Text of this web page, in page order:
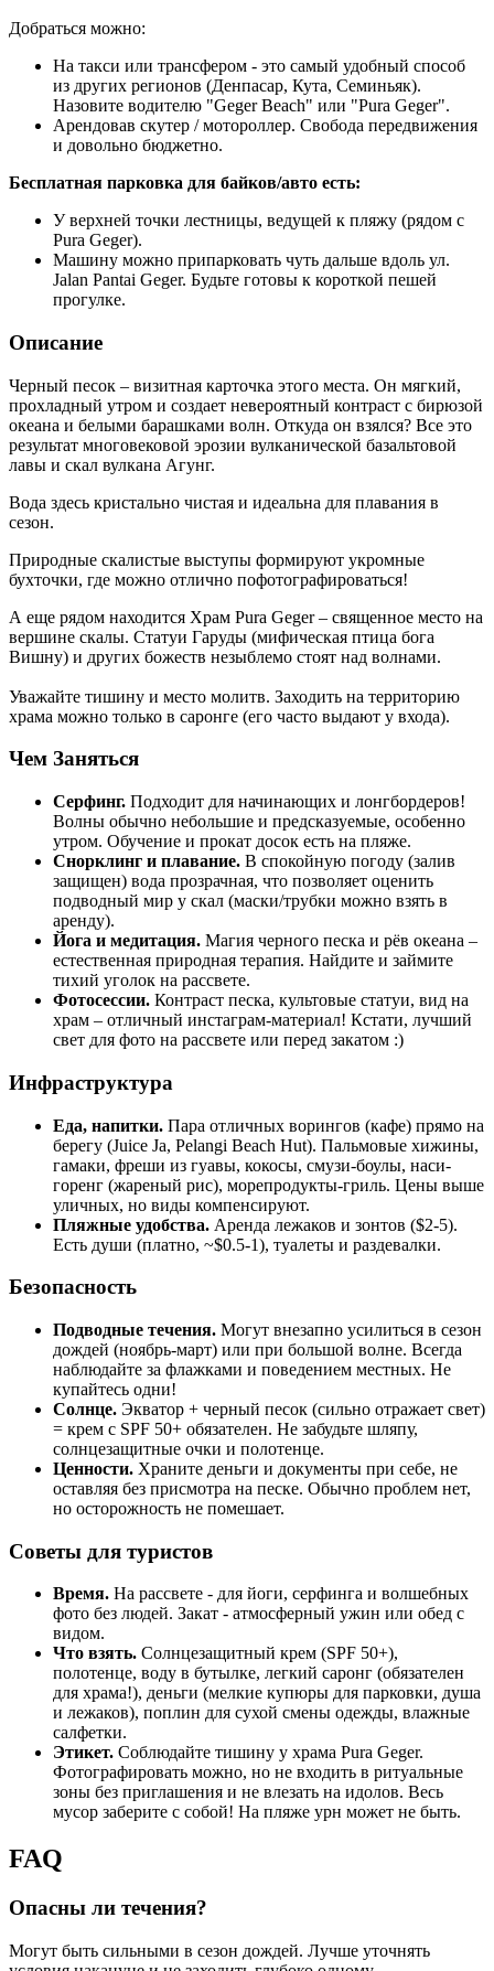
Добраться можно:
На такси или трансфером - это самый удобный способ
из других регионов (Денпасар, Кута, Семиньяк).
Назовите водителю "Geger Beach" или "Pura Geger".
Арендовав скутер / мотороллер. Свобода передвижения
и довольно бюджетно.
Бесплатная парковка для байков/авто есть:
У верхней точки лестницы, ведущей к пляжу (рядом с
Pura Geger).
Машину можно припарковать чуть дальше вдоль ул.
Jalan Pantai Geger. Будьте готовы к короткой пешей
прогулке.
Описание
Черный песок – визитная карточка этого места. Он мягкий,
прохладный утром и создает невероятный контраст с бирюзой
океана и белыми барашками волн. Откуда он взялся? Все это
результат многовековой эрозии вулканической базальтовой
лавы и скал вулкана Агунг.
Вода здесь кристально чистая и идеальна для плавания в
сезон.
Природные скалистые выступы формируют укромные
бухточки, где можно отлично пофотографироваться!
А еще рядом находится Храм Pura Geger – священное место на
вершине скалы. Статуи Гаруды (мифическая птица бога
Вишну) и других божеств незыблемо стоят над волнами.
Уважайте тишину и место молитв. Заходить на территорию
храма можно только в саронге (его часто выдают у входа).
Чем Заняться
Серфинг. Подходит для начинающих и лонгбордеров!
Волны обычно небольшие и предсказуемые, особенно
утром. Обучение и прокат досок есть на пляже.
Снорклинг и плавание. В спокойную погоду (залив
защищен) вода прозрачная, что позволяет оценить
подводный мир у скал (маски/трубки можно взять в
аренду).
Йога и медитация. Магия черного песка и рёв океана –
естественная природная терапия. Найдите и займите
тихий уголок на рассвете.
Фотосессии. Контраст песка, культовые статуи, вид на
храм – отличный инстаграм-материал! Кстати, лучший
свет для фото на рассвете или перед закатом :)
Инфраструктура
Еда, напитки. Пара отличных ворингов (кафе) прямо на
берегу (Juice Ja, Pelangi Beach Hut). Пальмовые хижины,
гамаки, фреши из гуавы, кокосы, смузи-боулы, наси-
горенг (жареный рис), морепродукты-гриль. Цены выше
уличных, но виды компенсируют.
Пляжные удобства. Аренда лежаков и зонтов ($2-5).
Есть души (платно, ~$0.5-1), туалеты и раздевалки.
Безопасность
Подводные течения. Могут внезапно усилиться в сезон
дождей (ноябрь-март) или при большой волне. Всегда
наблюдайте за флажками и поведением местных. Не
купайтесь одни!
Солнце. Экватор + черный песок (сильно отражает свет)
= крем с SPF 50+ обязателен. Не забудьте шляпу,
солнцезащитные очки и полотенце.
Ценности. Храните деньги и документы при себе, не
оставляя без присмотра на песке. Обычно проблем нет,
но осторожность не помешает.
Советы для туристов
Время. На рассвете - для йоги, серфинга и волшебных
фото без людей. Закат - атмосферный ужин или обед с
видом.
Что взять. Солнцезащитный крем (SPF 50+),
полотенце, воду в бутылке, легкий саронг (обязателен
для храма!), деньги (мелкие купюры для парковки, душа
и лежаков), поплин для сухой смены одежды, влажные
салфетки.
Этикет. Соблюдайте тишину у храма Pura Geger.
Фотографировать можно, но не входить в ритуальные
зоны без приглашения и не влезать на идолов. Весь
мусор заберите с собой! На пляже урн может не быть.
FAQ
Опасны ли течения?
Могут быть сильными в сезон дождей. Лучше уточнять